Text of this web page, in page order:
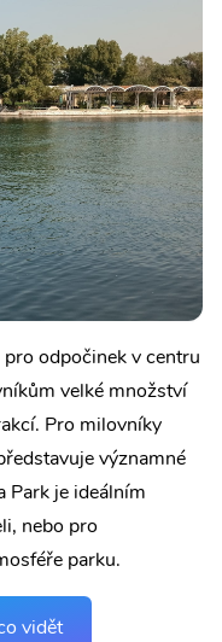
odpočinek v centru
velké množství
Pro milovníky
významné
Park je ideálním
nebo pro
parku.
vidět